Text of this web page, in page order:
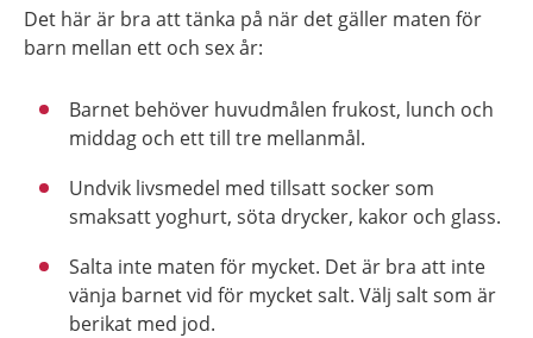
Det här är bra att tänka på när det gäller maten för
barn mellan ett och sex år:
Barnet behöver huvudmålen frukost, lunch och
middag och ett till tre mellanmål.
Undvik livsmedel med tillsatt socker som
smaksatt yoghurt, söta drycker, kakor och glass.
Salta inte maten för mycket. Det är bra att inte
vänja barnet vid för mycket salt. Välj salt som är
berikat med jod.